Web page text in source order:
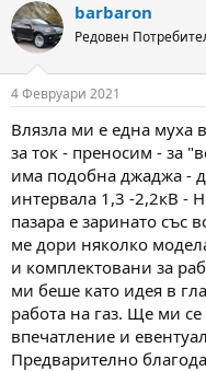
c
t
i
s
barbaron
Редовен
4 Февруари 2021
Влязла ми е една муха
за ток - преносим - за
има подобна джаджа -
интервала 1,3 -2,2кВ
пазара е заринато със
ме дори няколко
и комплектовани за
ми беше като идея в
работа на газ. Ще ми
впечатление и
Предварително